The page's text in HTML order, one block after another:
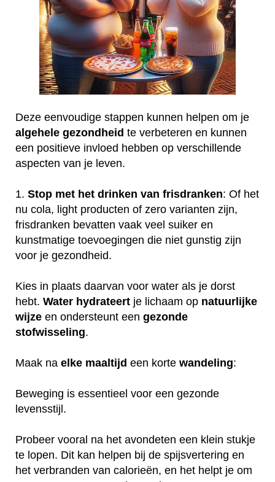
Deze eenvoudige stappen kunnen helpen om je
algehele gezondheid te verbeteren en kunnen
een positieve invloed hebben op verschillende
aspecten van je leven.
1. Stop met het drinken van frisdranken: Of het
nu cola, light producten of zero varianten zijn,
frisdranken bevatten vaak veel suiker en
kunstmatige toevoegingen die niet gunstig zijn
voor je gezondheid.
Kies in plaats daarvan voor water als je dorst
hebt. Water hydrateert je lichaam op natuurlijke
wijze en ondersteunt een gezonde
stofwisseling.
Maak na elke maaltijd een korte wandeling:
Beweging is essentieel voor een gezonde
levensstijl.
Probeer vooral na het avondeten een klein stukje
te lopen. Dit kan helpen bij de spijsvertering en
het verbranden van calorieën, en het helpt je om